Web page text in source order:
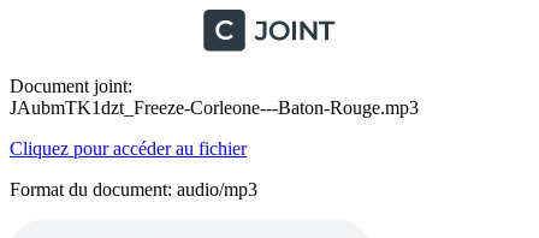
Document joint:
JAubmTK1dzt_Freeze-Corleone---Baton-Rouge.mp3
Cliquez pour accéder au fichier
Format du document: audio/mp3